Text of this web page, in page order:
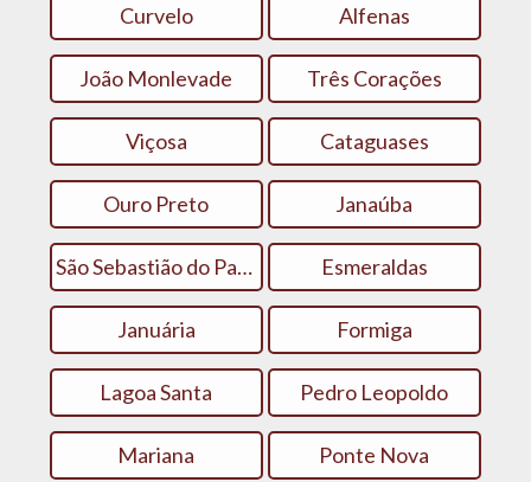
Curvelo Alfenas
João Monlevade Três Corações
Viçosa Cataguases
Ouro Preto Janaúba
São Sebastião do Paraíso Esmeraldas
Januária Formiga
Lagoa Santa Pedro Leopoldo
Mariana Ponte Nova